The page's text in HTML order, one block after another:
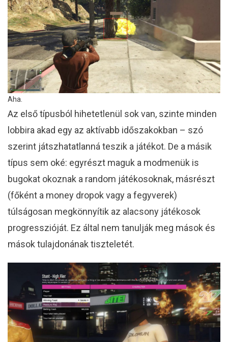
Aha.
Az első típusból hihetetlenül sok van, szinte minden
lobbira akad egy az aktívabb időszakokban – szó
szerint játszhatatlanná teszik a játékot. De a másik
típus sem oké: egyrészt maguk a modmenük is
bugokat okoznak a random játékosoknak, másrészt
(főként a money dropok vagy a fegyverek)
túlságosan megkönnyítik az alacsony játékosok
progresszióját. Ez által nem tanulják meg mások és
mások tulajdonának tiszteletét.